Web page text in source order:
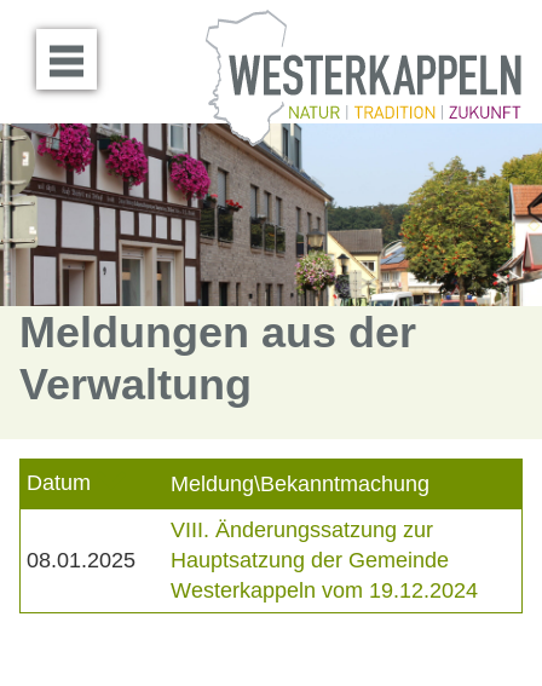
Menü öffnen
Meldungen aus der
Verwaltung
Datum Meldung\Bekanntmachung
08.01.2025
VIII. Änderungssatzung zur
Hauptsatzung der Gemeinde
Westerkappeln vom 19.12.2024